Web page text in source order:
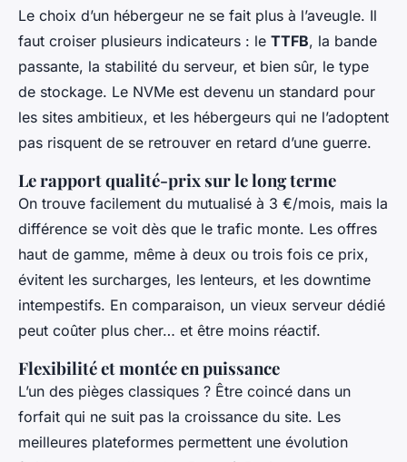
Le choix d’un hébergeur ne se fait plus à l’aveugle. Il
faut croiser plusieurs indicateurs : le TTFB, la bande
passante, la stabilité du serveur, et bien sûr, le type
de stockage. Le NVMe est devenu un standard pour
les sites ambitieux, et les hébergeurs qui ne l’adoptent
pas risquent de se retrouver en retard d’une guerre.
Le rapport qualité-prix sur le long terme
On trouve facilement du mutualisé à 3 €/mois, mais la
différence se voit dès que le trafic monte. Les offres
haut de gamme, même à deux ou trois fois ce prix,
évitent les surcharges, les lenteurs, et les downtime
intempestifs. En comparaison, un vieux serveur dédié
peut coûter plus cher… et être moins réactif.
Flexibilité et montée en puissance
L’un des pièges classiques ? Être coincé dans un
forfait qui ne suit pas la croissance du site. Les
meilleures plateformes permettent une évolution